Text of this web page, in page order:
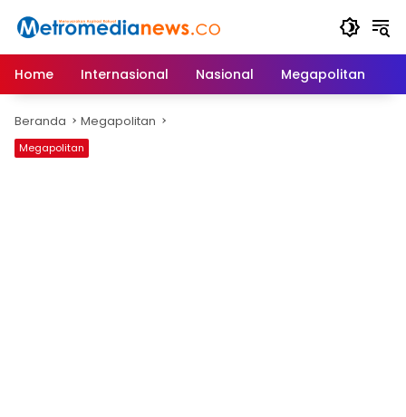
Home
Internasional Nasional Megapolitan
Beranda Megapolitan
Megapolitan